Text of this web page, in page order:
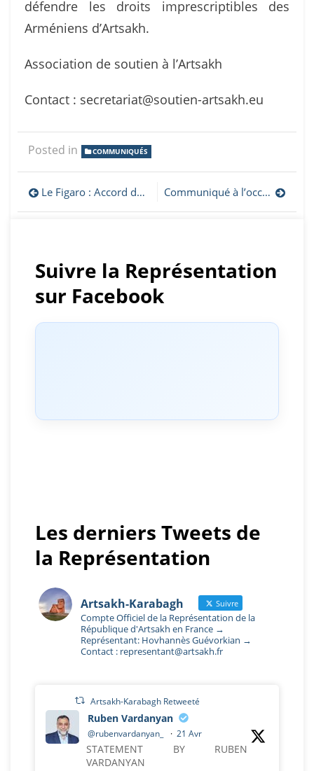
défendre les droits imprescriptibles des
Arméniens d’Artsakh.
Association de soutien à l’Artsakh
Contact : secretariat@soutien-artsakh.eu
Posted in COMMUNIQUÉS
Navigation
de
Le Figaro : Accord de paix entre l’Arménie et l’Azerbaïdjan : «Comme un air de Munich» Communiqué à l’occasion du 34ᵉ anniversaire de la proclamation de la République d’Artsakh
Suivre la Représentation
sur Facebook
Les derniers Tweets de
la Représentation
Artsakh-Karabagh Suivre
Compte Officiel de la Représentation de la
République d'Artsakh en France →
Représentant: Hovhannès Guévorkian →
Contact : representant@artsakh.fr
Artsakh-Karabagh Retweeté
Ruben Vardanyan
@rubenvardanyan_ · 21 Avr
STATEMENT BY RUBEN
VARDANYAN